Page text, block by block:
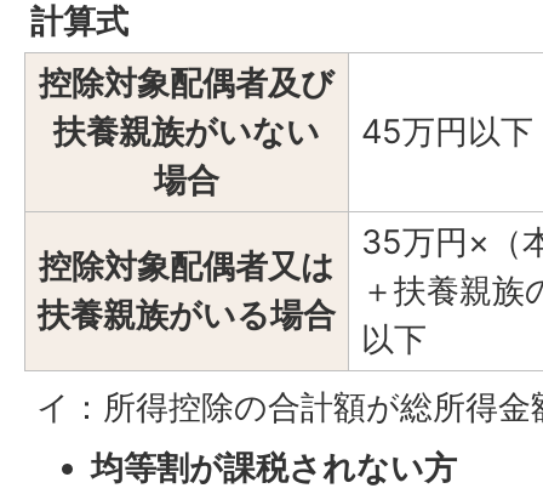
計算式
控除対象配偶者及び
扶養親族がいない
場合
45万円以下
控除対象配偶者又は
扶養親族がいる場合
35万円×（
＋扶養親族
以下
イ：所得控除の合計額が総所得
均等割が課税されない方